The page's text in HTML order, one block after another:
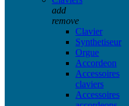
add
remove
Clavier
Synthetiseur
Orgue
Accordeon
Accessoires
claviers
Accessoires